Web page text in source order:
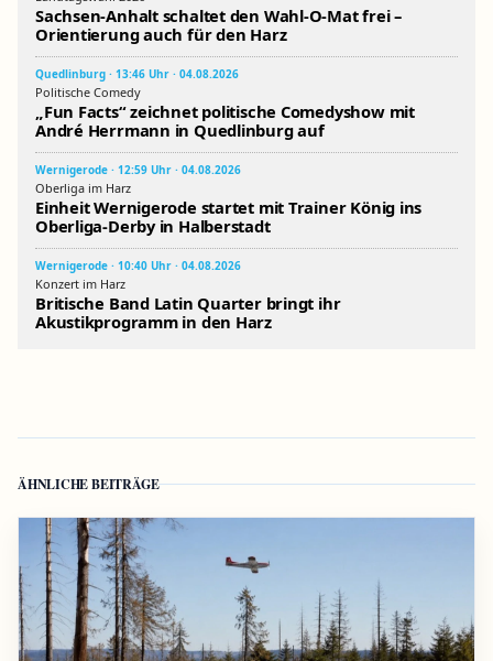
Sachsen-Anhalt schaltet den Wahl-O-Mat frei –
Orientierung auch für den Harz
Quedlinburg · 13:46 Uhr · 04.08.2026
Politische Comedy
„Fun Facts“ zeichnet politische Comedyshow mit
André Herrmann in Quedlinburg auf
Wernigerode · 12:59 Uhr · 04.08.2026
Oberliga im Harz
Einheit Wernigerode startet mit Trainer König ins
Oberliga-Derby in Halberstadt
Wernigerode · 10:40 Uhr · 04.08.2026
Konzert im Harz
Britische Band Latin Quarter bringt ihr
Akustikprogramm in den Harz
ÄHNLICHE BEITRÄGE